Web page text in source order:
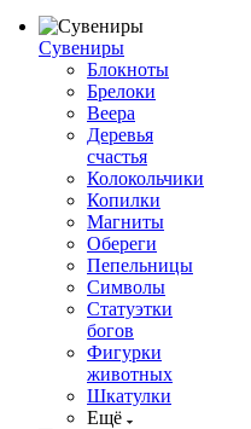
Сувениры
Блокноты
Брелоки
Веера
Деревья
счастья
Колокольчики
Копилки
Магниты
Обереги
Пепельницы
Символы
Статуэтки
богов
Фигурки
животных
Шкатулки
Ещё